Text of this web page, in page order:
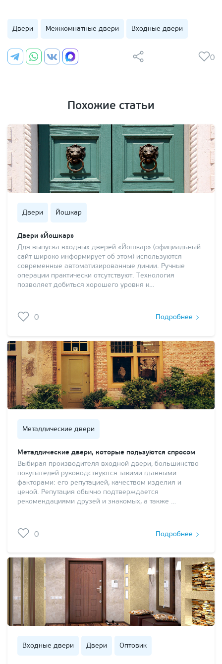
Двери Межкомнатные двери Входные двери
0
Похожие статьи
Двери Йошкар
Двери «Йошкар»
Для выпуска входных дверей «Йошкар» (официальный
сайт широко информирует об этом) используются
современные автоматизированные линии. Ручные
операции практически отсутствуют. Технология
позволяет добиться хорошего уровня к…
0 Подробнее
Металлические двери
Металлические двери, которые пользуются спросом
Выбирая производителя входной двери, большинство
покупателей руководствуются такими главными
факторами: его репутацией, качеством изделия и
ценой. Репутация обычно подтверждается
рекомендациями друзей и знакомых, а также …
0 Подробнее
Входные двери Двери Оптовик